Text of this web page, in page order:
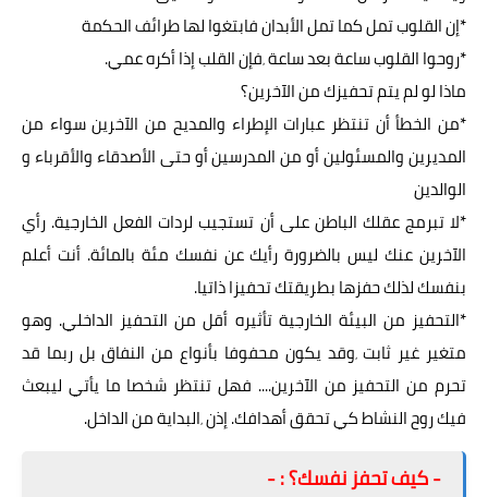
*إن القلوب تمل كما تمل الأبدان فابتغوا لها طرائف الحكمة
*روحوا القلوب ساعة بعد ساعة ٬فإن القلب إذا أكره عمي.
ماذا لو لم يتم تحفيزك من الآخرين؟
*من الخطأ أن تنتظر عبارات الإطراء والمديح من الآخرين سواء من
المديرين والمسئولين أو من المدرسين أو حتى الأصدقاء والأقرباء و
الوالدين
*لا تبرمج عقلك الباطن على أن تستجيب لردات الفعل الخارجية. رأي
الآخرين عنك ليس بالضرورة رأيك عن نفسك مئة بالمائة. أنت أعلم
بنفسك لذلك حفزها بطريقتك تحفيزا ذاتيا.
*التحفيز من البيئة الخارجية تأثيره أقل من التحفيز الداخلي. وهو
متغير غير ثابت ٬وقد يكون محفوفا بأنواع من النفاق بل ربما قد
تحرم من التحفيز من الآخرين.... فهل تنتظر شخصا ما يأتي ليبعث
فيك روح النشاط كي تحقق أهدافك. إذن ٬البداية من الداخل.
- كيف تحفز نفسك؟ : -